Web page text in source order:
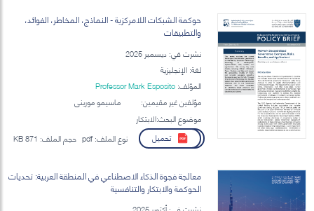
حوكمة الشبكات اللامركزية - النماذج، المخاطر، الفوائد،
والتطبيقات
نشرت في: ديسمبر 2025
لغة: الإنجليزية
المؤلف: Professor Mark Esposito
مؤلفين غير مقيمين:
ماسيمو موريني
موضوع البحث:الابتكار
تحميل
نوع الملف: حجم الملف:
معالجة فجوة الذكاء الاصطناعي في المنطقة العربية: تحديات
الحوكمة والابتكار والتنافسية